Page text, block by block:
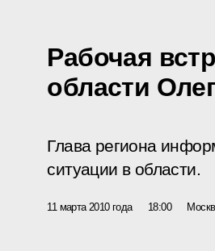
Рабочая
области
Глава региона
ситуации в области.
11 марта 2010 года 18:00